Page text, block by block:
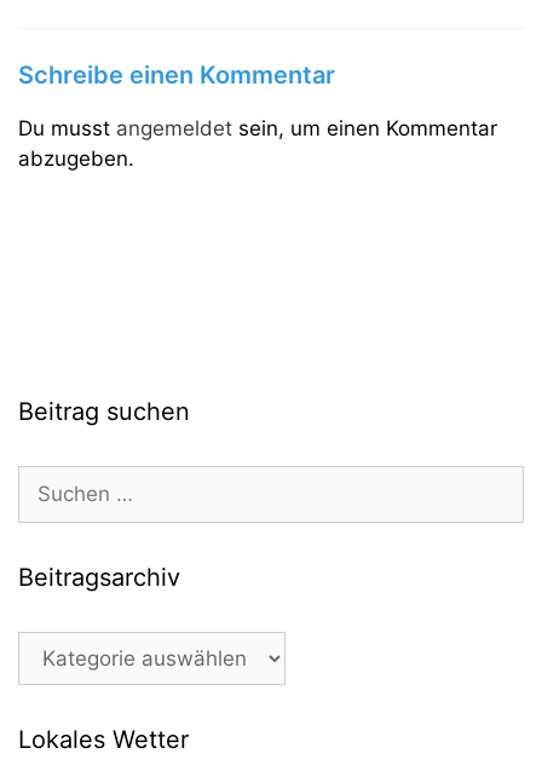
Schreibe einen Kommentar
Du musst angemeldet sein, um einen Kommentar
abzugeben.
Beitrag suchen
nach:
Beitragsarchiv
Beitragsarchiv
Lokales Wetter